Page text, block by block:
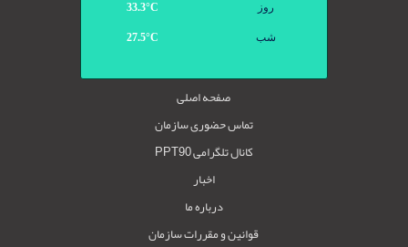
روز 33.3°С
شب 27.5°С
صفحه اصلی
تماس حضوری سازمان
کانال تلگرامی PPT90
اخبار
درباره ما
قوانین و مقررات سازمان